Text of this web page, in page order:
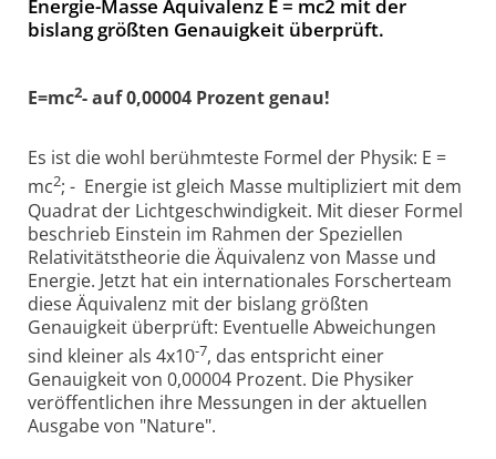
Energie-Masse Äquivalenz E = mc2 mit der
bislang größten Genauigkeit überprüft.
E=mc2- auf 0,00004 Prozent genau!
Es ist die wohl berühmteste Formel der Physik: E =
mc2; - Energie ist gleich Masse multipliziert mit dem
Quadrat der Lichtgeschwindigkeit. Mit dieser Formel
beschrieb Einstein im Rahmen der Speziellen
Relativitätstheorie die Äquivalenz von Masse und
Energie. Jetzt hat ein internationales Forscherteam
diese Äquivalenz mit der bislang größten
Genauigkeit überprüft: Eventuelle Abweichungen
sind kleiner als 4x10-7, das entspricht einer
Genauigkeit von 0,00004 Prozent. Die Physiker
veröffentlichen ihre Messungen in der aktuellen
Ausgabe von "Nature".